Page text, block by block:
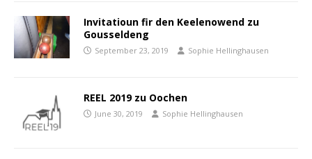
Invitatioun fir den Keelenowend zu
Gousseldeng
September 23, 2019 Sophie Hellinghausen
REEL 2019 zu Oochen
June 30, 2019 Sophie Hellinghausen